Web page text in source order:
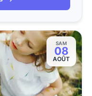
SAM
08
AOÛT